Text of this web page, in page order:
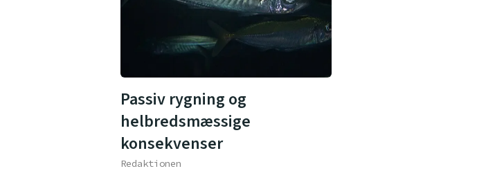
Passiv rygning og
helbredsmæssige
konsekvenser
Redaktionen